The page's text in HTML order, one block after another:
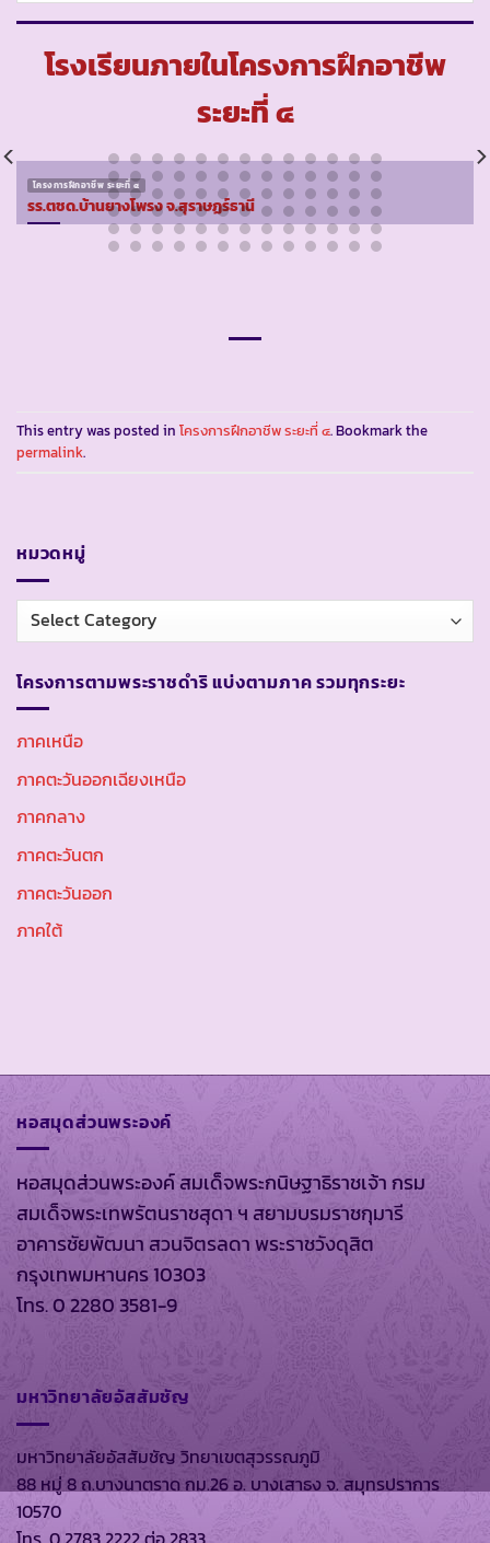
โรงเรียนภายในโครงการฝึกอาชีพ
ระยะที่ ๔
โครงการฝึกอาชีพ ระยะที่ ๔
รร.ตชด.บ้านยางโพรง จ.สุราษฏร์ธานี
This entry was posted in โครงการฝึกอาชีพ ระยะที่ ๔. Bookmark the
permalink.
หมวดหมู่
หมวด
หมู่
โครงการตามพระราชดำริ แบ่งตามภาค รวมทุกระยะ
ภาคเหนือ
ภาคตะวันออกเฉียงเหนือ
ภาคกลาง
ภาคตะวันตก
ภาคตะวันออก
ภาคใต้
หอสมุดส่วนพระองค์
หอสมุดส่วนพระองค์ สมเด็จพระกนิษฐาธิราชเจ้า กรม
สมเด็จพระเทพรัตนราชสุดา ฯ สยามบรมราชกุมารี
อาคารชัยพัฒนา สวนจิตรลดา พระราชวังดุสิต
กรุงเทพมหานคร 10303
โทร. 0 2280 3581-9
มหาวิทยาลัยอัสสัมชัญ
มหาวิทยาลัยอัสสัมชัญ วิทยาเขตสุวรรณภูมิ
88 หมู่ 8 ถ.บางนาตราด กม.26 อ. บางเสาธง จ. สมุทรปราการ
10570